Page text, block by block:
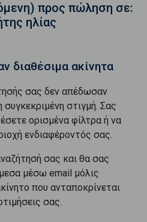
προς πώληση σε:
ηλίας
διαθέσιμα ακίνητα
σας δεν απέδωσαν
στιγμή. Σας
ορισμένα φίλτρα ή να
ενδιαφέροντός σας.
σας και θα σας
μέσω email μόλις
που ανταποκρίνεται
σας.